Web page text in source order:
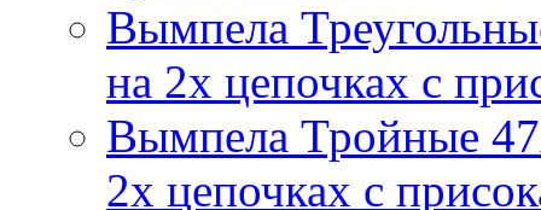
Вымпела
на 2х цепочках с
Вымпела Тройные
2х цепочках с